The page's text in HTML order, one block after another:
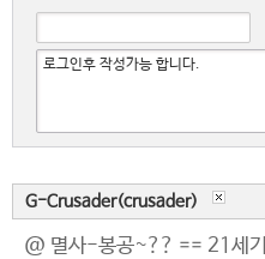
G-Crusader(crusader)
@ 멸사-봉공~?? == 21세